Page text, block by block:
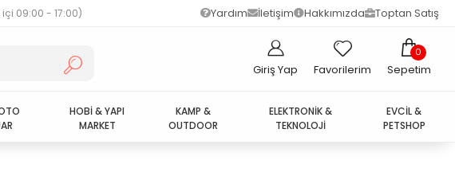
09:00 - 17:00) Yardım İletişim Hakkımızda Toptan Satış
Giriş Yap Favorilerim
0
Sepetim
HOBİ & YAPI
MARKET
KAMP &
OUTDOOR
ELEKTRONİK &
TEKNOLOJİ
EVCİL &
PETSHOP